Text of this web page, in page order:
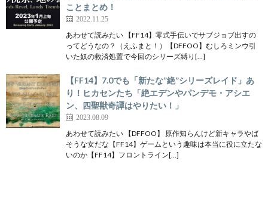
ことまとめ！
2022.11.25
あわせて読みたい 【FF14】零式手伝いでサブジョブ出すの
ってどうなの？（えふまと！）【DFFOO】むしろミンウ引
いた奴の救済処置で今回のシリーズ縛り[…]
【FF14】7.0でも「新たな”絶”シリーズレイド」あ
り！ヒカセンたち「絶エデンやパンデモ・アシエ
ン、四聖獣奇譚はやりたい！」
2023.08.09
あわせて読みたい 【DFFOO】 原作知らんけど新キャラやば
そうな女だな【FF14】ゲームという趣味は本当に役に立たな
いのか【FF14】フロントライン[…]